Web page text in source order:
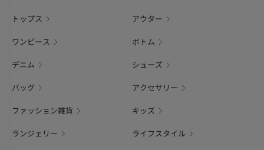
トップス アウター
ワンピース ボトム
デニム シューズ
バッグ アクセサリー
ファッション雑貨 キッズ
ランジェリー ライフスタイル